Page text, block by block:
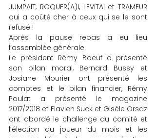
JUMPAIT, ROQUER(A)I, LEVITAI et TRAMEUR
qui a coûté cher à ceux qui se le sont
refusé !
Après la pause repas a eu lieu
l’assemblée générale.
Le président Rémy Boeuf a présenté
son bilan moral, Bernard Bussy et
Josiane Mourier ont présenté les
comptes et le bilan financier, Rémy
Poulat a présenté le magazine
2017/2018 et Flavien Suck et Gisèle Orsaz
ont abordé le challenge du comité et
l’élection du joueur du mois et les